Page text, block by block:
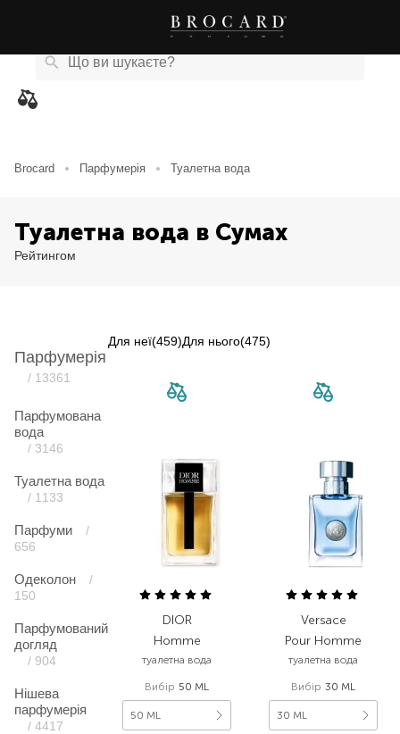
Brocard Парфумерія Туалетна вода
Туалетна вода в Сумах
Рейтингом
Парфумерія
/ 13361
Парфумована
вода
/ 3146
Туалетна вода
/ 1133
Парфуми
/
656
Одеколон
/
150
Парфумований
догляд
/ 904
Нішева
парфумерія
/ 4417
Для неї(459)Для нього(475)
DIOR
Homme
туалетна вода
Вибір 50 ML
50 ML
Versace
Pour Homme
туалетна вода
Вибір 30 ML
30 ML